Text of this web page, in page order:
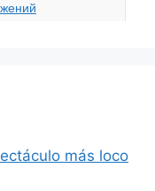
más loco